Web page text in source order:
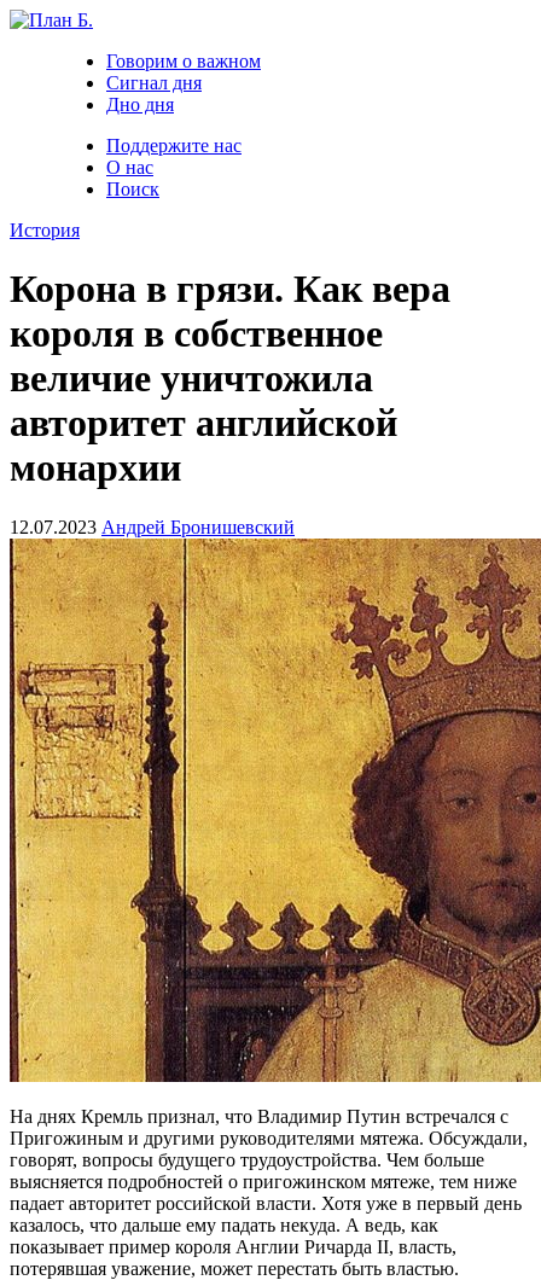
Говорим о важном
Сигнал дня
Дно дня
Поддержите нас
О нас
Поиск
История
Корона в грязи. Как вера
короля в собственное
величие уничтожила
авторитет английской
монархии
12.07.2023 Андрей Бронишевский
На днях Кремль признал, что Владимир Путин встречался с
Пригожиным и другими руководителями мятежа. Обсуждали,
говорят, вопросы будущего трудоустройства. Чем больше
выясняется подробностей о пригожинском мятеже, тем ниже
падает авторитет российской власти. Хотя уже в первый день
казалось, что дальше ему падать некуда. А ведь, как
показывает пример короля Англии Ричарда II, власть,
потерявшая уважение, может перестать быть властью.